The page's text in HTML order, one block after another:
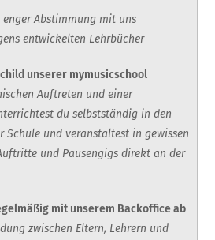
Abstimmung mit uns
entwickelten Lehrbücher
unserer mymusicschool
Auftreten und einer
du selbstständig in den
Schule und veranstaltest in gewissen
und Pausengigs direkt an der
mit unserem Backoffice ab
zwischen Eltern, Lehrern und